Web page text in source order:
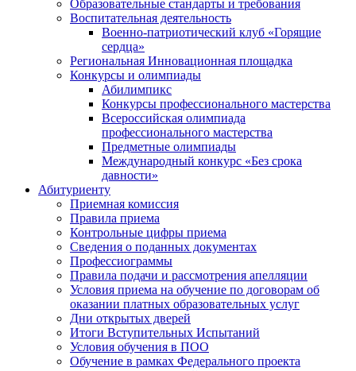
Образовательные стандарты и требования
Воспитательная деятельность
Военно-патриотический клуб «Горящие
сердца»
Региональная Инновационная площадка
Конкурсы и олимпиады
Абилимпикс
Конкурсы профессионального мастерства
Всероссийская олимпиада
профессионального мастерства
Предметные олимпиады
Международный конкурс «Без срока
давности»
Абитуриенту
Приемная комиссия
Правила приема
Контрольные цифры приема
Сведения о поданных документах
Профессиограммы
Правила подачи и рассмотрения апелляции
Условия приема на обучение по договорам об
оказании платных образовательных услуг
Дни открытых дверей
Итоги Вступительных Испытаний
Условия обучения в ПОО
Обучение в рамках Федерального проекта